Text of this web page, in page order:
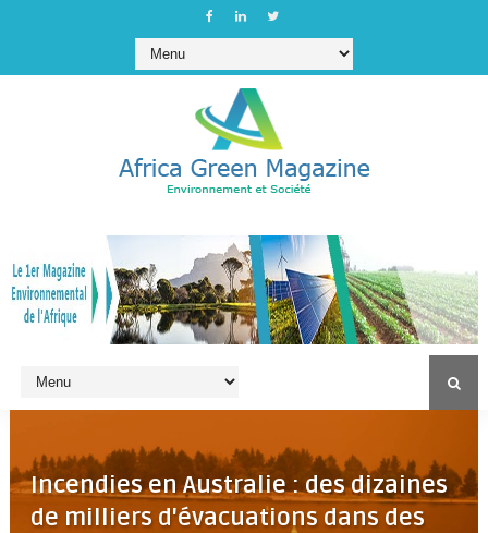
Incendies en Australie : des dizaines
de milliers d'évacuations dans des